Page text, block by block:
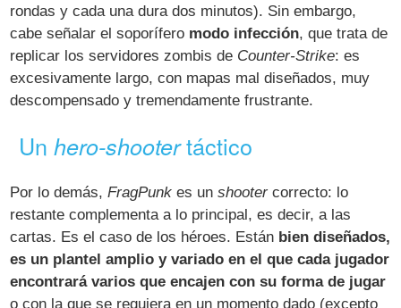
rondas y cada una dura dos minutos). Sin embargo,
cabe señalar el soporífero modo infección, que trata de
replicar los servidores zombis de Counter-Strike: es
excesivamente largo, con mapas mal diseñados, muy
descompensado y tremendamente frustrante.
Unhero-shootertáctico
Por lo demás,FragPunk es unshootercorrecto: lo
restante complementa a lo principal, es decir, a las
cartas. Es el caso de los héroes. Están bien diseñados,
es un plantel amplio y variado en el que cada jugador
encontrará varios que encajen con su forma de jugar
o con la que se requiera en un momento dado (excepto